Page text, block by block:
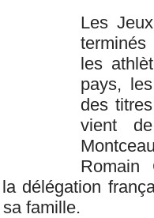
Les
les
pays,
des
vient
Romain
délégation
famille.